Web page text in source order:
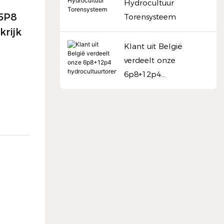
Hydrocultuur
Torensysteem
Klant uit België
verdeelt onze
6p8+12p4